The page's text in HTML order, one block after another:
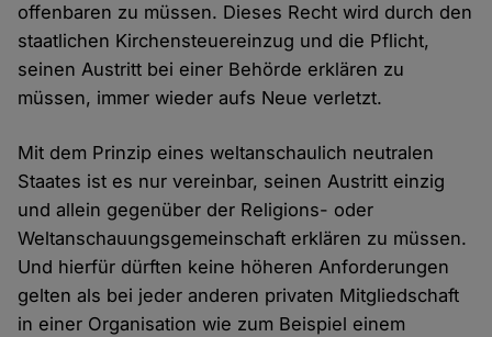
offenbaren zu müssen. Dieses Recht wird durch den
staatlichen Kirchensteuereinzug und die Pflicht,
seinen Austritt bei einer Behörde erklären zu
müssen, immer wieder aufs Neue verletzt.
Mit dem Prinzip eines weltanschaulich neutralen
Staates ist es nur vereinbar, seinen Austritt einzig
und allein gegenüber der Religions- oder
Weltanschauungsgemeinschaft erklären zu müssen.
Und hierfür dürften keine höheren Anforderungen
gelten als bei jeder anderen privaten Mitgliedschaft
in einer Organisation wie zum Beispiel einem